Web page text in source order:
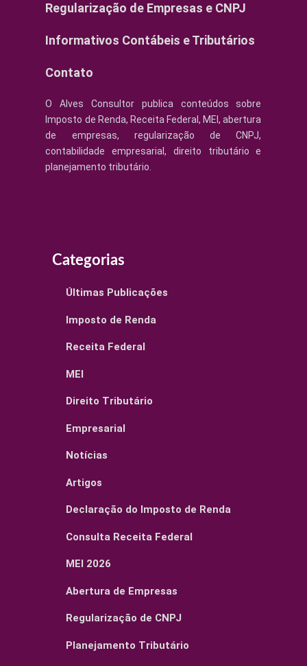
Regularização de Empresas e CNPJ
Informativos Contábeis e Tributários
Contato
O Alves Consultor publica conteúdos sobre
Imposto de Renda, Receita Federal, MEI, abertura
de empresas, regularização de CNPJ,
contabilidade empresarial, direito tributário e
planejamento tributário.
Categorias
Últimas Publicações
Imposto de Renda
Receita Federal
MEI
Direito Tributário
Empresarial
Notícias
Artigos
Declaração do Imposto de Renda
Consulta Receita Federal
MEI 2026
Abertura de Empresas
Regularização de CNPJ
Planejamento Tributário